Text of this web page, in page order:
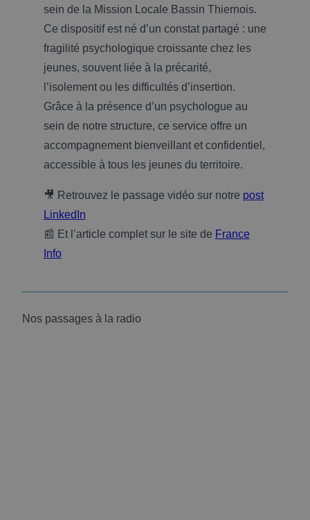
sein de la Mission Locale Bassin Thiernois.
Ce dispositif est né d’un constat partagé : une
fragilité psychologique croissante chez les
jeunes, souvent liée à la précarité,
l’isolement ou les difficultés d’insertion.
Grâce à la présence d’un psychologue au
sein de notre structure, ce service offre un
accompagnement bienveillant et confidentiel,
accessible à tous les jeunes du territoire.
🎥 Retrouvez le passage vidéo sur notre post
LinkedIn
📰 Et l’article complet sur le site de France
Info
Nos passages à la radio